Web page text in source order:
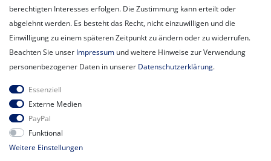
Datenschutzerklärung
AGB
Impressum
Newsletter
Newsletter
Honig
Hiermit bestätige ich, dass ich die
Meine Einwilligung kann ich jederzeit widerrufen.**
berechtigten Interesses erfolgen. Die Zustimmung kann erteilt oder
abgelehnt werden. Es besteht das Recht, nicht einzuwilligen und die
Einwilligung zu einem späteren Zeitpunkt zu ändern oder zu widerrufen.
Beachten Sie unser Impressum und weitere Hinweise zur Verwendung
personenbezogener Daten in unserer Daten­schutz­erklärung.
Essenziell
Externe Medien
PayPal
Funktional
Weitere Einstellungen